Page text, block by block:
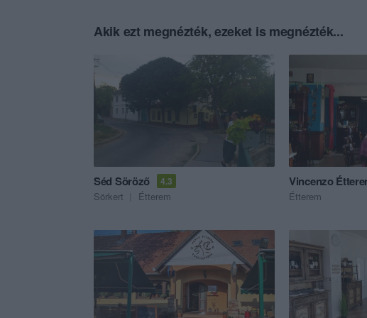
Akik ezt megnézték, ezeket is megnézték...
Séd Söröző 4.3
Sörkert Étterem
Vincenzo
Étterem